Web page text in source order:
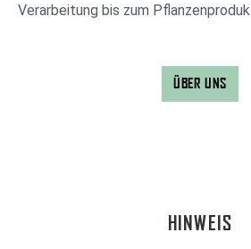
Verarbeitung bis zum
ÜBER UNS
HINWEIS